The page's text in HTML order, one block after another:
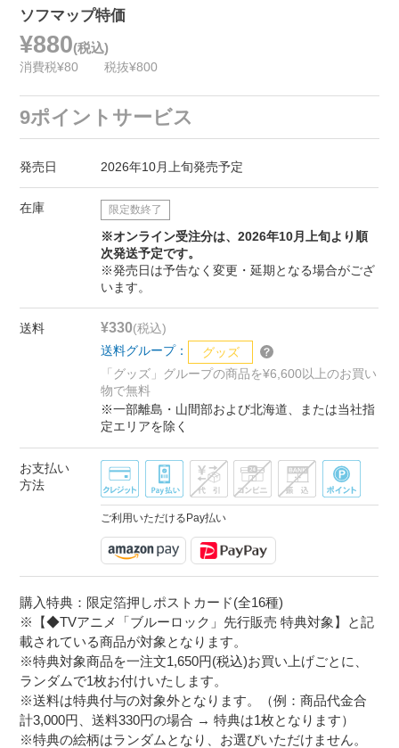
ソフマップ特価
¥880(税込)
消費税¥80 税抜¥800
9ポイントサービス
発売日 2026年10月上旬発売予定
在庫 限定数終了
※オンライン受注分は、2026年10月上旬より順
次発送予定です。
※発売日は予告なく変更・延期となる場合がござ
います。
送料 ¥330(税込)
送料グループ：
グッズ
「グッズ」グループの商品を¥6,600以上のお買い
物で無料
※一部離島・山間部および北海道、または当社指
定エリアを除く
お支払い
方法
ご利用いただけるPay払い
購入特典：限定箔押しポストカード(全16種)
※【◆TVアニメ「ブルーロック」先行販売 特典対象】と記
載されている商品が対象となります。
※特典対象商品を一注文1,650円(税込)お買い上げごとに、
ランダムで1枚お付けいたします。
※送料は特典付与の対象外となります。（例：商品代金合
計3,000円、送料330円の場合 → 特典は1枚となります）
※特典の絵柄はランダムとなり、お選びいただけません。